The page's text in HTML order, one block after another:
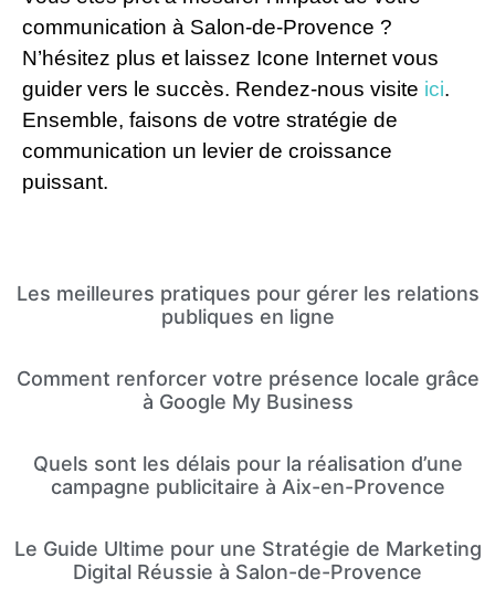
communication à Salon-de-Provence ?
N’hésitez plus et laissez Icone Internet vous
guider vers le succès. Rendez-nous visite ici.
Ensemble, faisons de votre stratégie de
communication un levier de croissance
puissant.
Les meilleures pratiques pour gérer les relations
publiques en ligne
Comment renforcer votre présence locale grâce
à Google My Business
Quels sont les délais pour la réalisation d’une
campagne publicitaire à Aix-en-Provence
Le Guide Ultime pour une Stratégie de Marketing
Digital Réussie à Salon-de-Provence